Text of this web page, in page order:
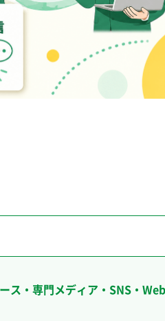
ス・専門メディア・SNS・